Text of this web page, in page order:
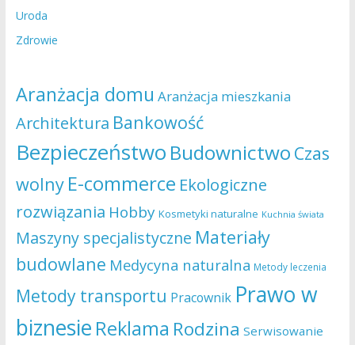
Uroda
Zdrowie
Aranżacja domu Aranżacja mieszkania
Architektura Bankowość
Bezpieczeństwo Budownictwo Czas
wolny E-commerce Ekologiczne
rozwiązania Hobby Kosmetyki naturalne Kuchnia świata
Maszyny specjalistyczne Materiały
budowlane Medycyna naturalna Metody leczenia
Metody transportu Pracownik Prawo w
biznesie Reklama Rodzina Serwisowanie